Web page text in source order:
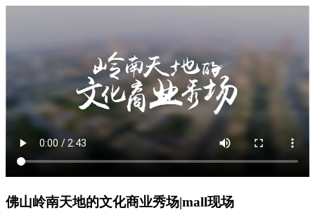
佛山岭南天地的文化商业秀场|mall现场